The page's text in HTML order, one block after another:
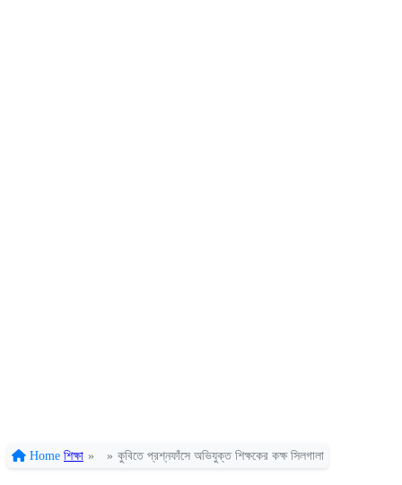
Home শিক্ষা » » কুবিতে প্রশ্নফাঁসে অভিযুক্ত শিক্ষকের কক্ষ সিলগালা